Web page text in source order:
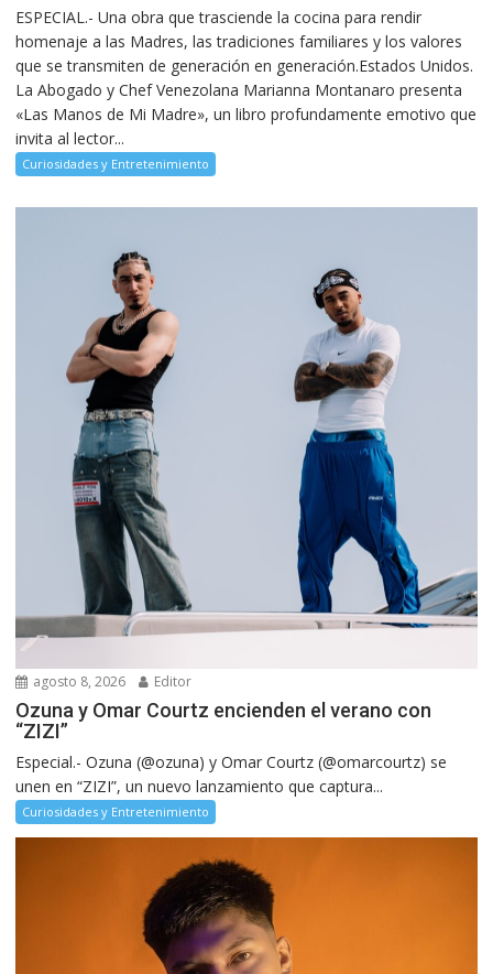
ESPECIAL.- Una obra que trasciende la cocina para rendir
homenaje a las Madres, las tradiciones familiares y los valores
que se transmiten de generación en generación.Estados Unidos.
La Abogado y Chef Venezolana Marianna Montanaro presenta
«Las Manos de Mi Madre», un libro profundamente emotivo que
invita al lector...
Curiosidades y Entretenimiento
agosto 8, 2026 Editor
Ozuna y Omar Courtz encienden el verano con
“ZIZI”
Especial.- Ozuna (@ozuna) y Omar Courtz (@omarcourtz) se
unen en “ZIZI”, un nuevo lanzamiento que captura...
Curiosidades y Entretenimiento